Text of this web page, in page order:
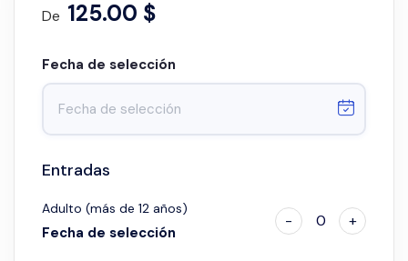
De 125.00 $
Fecha de selección
Entradas
Adulto (más de 12 años)
Fecha de selección
- 0 +